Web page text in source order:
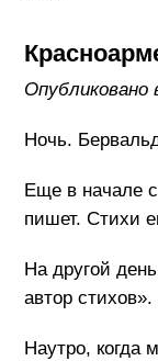
Опубликовано
Ночь.
Еще в начале
пишет. Стихи
На другой
автор
Наутро, когда